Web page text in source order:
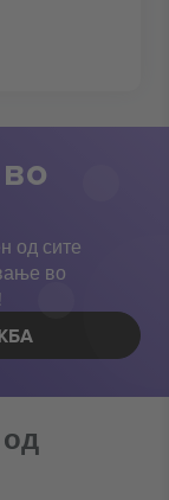
од сите
во